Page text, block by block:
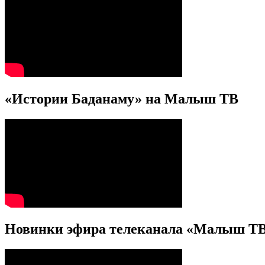
«Истории Баданаму» на Малыш ТВ
Новинки эфира телеканала «Малыш